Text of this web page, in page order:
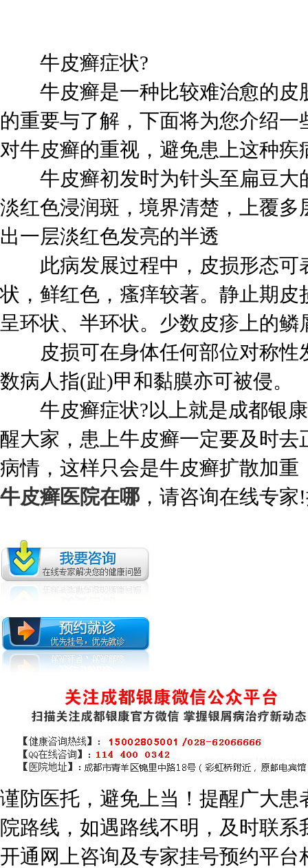
牛皮癣症状?
牛皮癣是一种比较难治愈的皮
的重要与了解，下面将为您介绍
对牛皮癣的重视，避免患上这种疾
牛皮癣初发时为针头至扁豆大
淡红色浸润斑，境界清楚，上覆
出一层淡红色发亮的半透
此病发展过程中，皮损形态可
状，鲜红色，瘙痒较著。静止期
呈环状、半环状。少数皮疹上的
皮损可在身体任何部位对称性
数病人指(趾)甲和黏膜亦可被侵。
牛皮癣症状?以上就是成都银康
醒大家，患上牛皮癣一定要及时
病情，这样只会是牛皮癣扩散加
牛皮癣医院在哪 ，请咨询在线专
谨防医托，避免上当！提醒广大
院路线，如遇路线不明，及时联
开通网上咨询及专家挂号预约平